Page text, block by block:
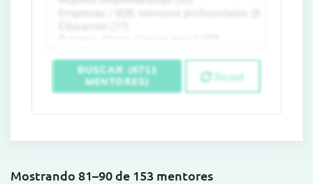
BUSCAR (6711
MENTORES)
Reset
Mostrando 81–90 de 153 mentores